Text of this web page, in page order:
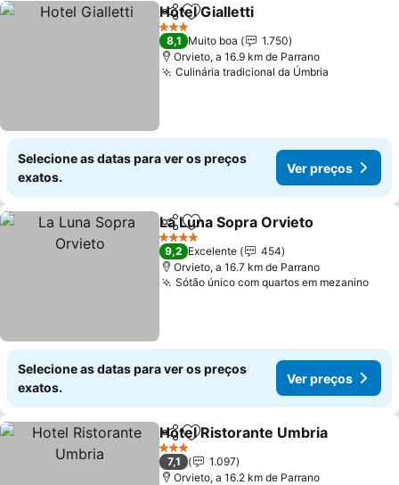
PartilharAdicionar aos favoritos
Hotel Gialletti
3 Estrelas
8,1 Muito boa
1.750
Orvieto, a 16.9 km de Parrano
Culinária tradicional da Úmbria
Selecione as datas para ver os preços
exatos.
Ver preços
PartilharAdicionar aos favoritos
La Luna Sopra Orvieto
4 Estrelas
9,2 Excelente
454
Orvieto, a 16.7 km de Parrano
Sótão único com quartos em mezaninoVer
Selecione as datas para ver os preços
exatos.
Ver preços
PartilharAdicionar aos favoritos
Hotel Ristorante Umbria
3 Estrelas
7,1
1.097
Orvieto, a 16.2 km de Parrano